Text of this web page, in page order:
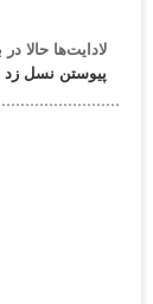
لادایت‌ها حالا
پیوستن نسل زد